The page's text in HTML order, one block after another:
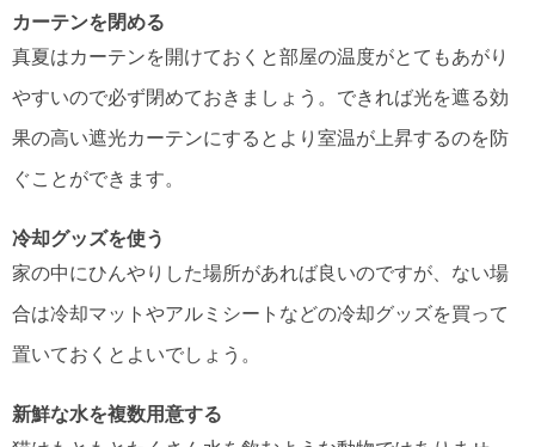
カーテンを閉める
真夏はカーテンを開けておくと部屋の温度がとてもあがり
やすいので必ず閉めておきましょう。できれば光を遮る効
果の高い遮光カーテンにするとより室温が上昇するのを防
ぐことができます。
冷却グッズを使う
家の中にひんやりした場所があれば良いのですが、ない場
合は冷却マットやアルミシートなどの冷却グッズを買って
置いておくとよいでしょう。
新鮮な水を複数用意する